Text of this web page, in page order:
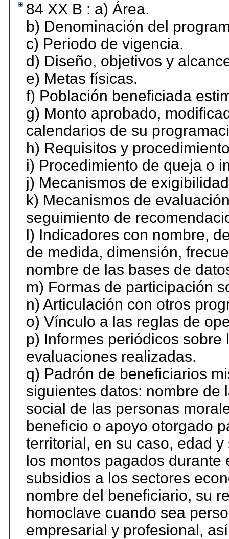
84 XX B : a) Área.
b) Denominación del
c) Periodo de vigencia.
d) Diseño, objetivos y
e) Metas físicas.
f) Población beneficiada
g) Monto aprobado,
calendarios de su
h) Requisitos y
i) Procedimiento de queja o
j) Mecanismos de
k) Mecanismos de
seguimiento de
l) Indicadores con nombre,
de medida, dimensión,
nombre de las bases de
m) Formas de participación
n) Articulación con otros
o) Vínculo a las reglas de
p) Informes periódicos
evaluaciones realizadas.
q) Padrón de beneficiarios
siguientes datos: nombre de
social de las personas
beneficio o apoyo otorgado
territorial, en su caso, edad
los montos pagados
subsidios a los sectores
nombre del beneficiario, su
homoclave cuando sea
empresarial y profesional,